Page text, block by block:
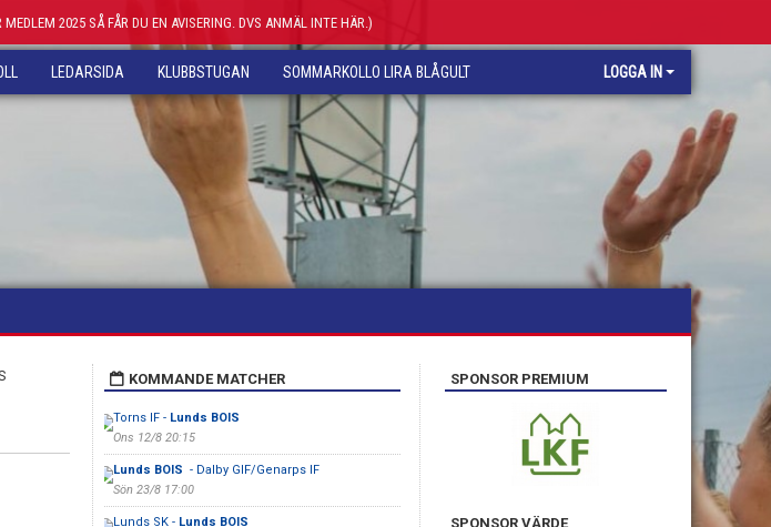
2025 SÅ FÅR DU EN AVISERING. DVS ANMÄL INTE HÄR.)
LEDARSIDA KLUBBSTUGAN SOMMARKOLLO LIRA BLÅGULT LOGGA IN
KOMMANDE MATCHER
Torns IF - Lunds BOIS
Ons 12/8 20:15
Lunds BOIS - Dalby GIF/Genarps IF
Sön 23/8 17:00
Lunds SK - Lunds BOIS
SPONSOR PREMIUM
SPONSOR VÄRDE